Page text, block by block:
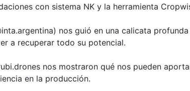
con sistema NK y la herramienta
nos guió en una calicata
a recuperar todo su potencial.
nos mostraron qué nos pueden
en la producción.